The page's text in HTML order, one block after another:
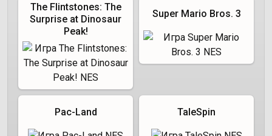
The Flintstones: The
Surprise at Dinosaur
Peak!
Super Mario Bros. 3
Pac-Land TaleSpin